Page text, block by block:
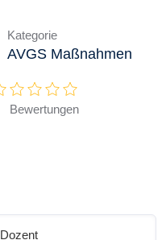
Kategorie
AVGS Maßnahmen
Bewertungen
Dozent